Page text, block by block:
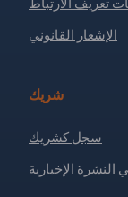
الإشعار القانوني
شريك
سجل كشريك
النشرة الإخبارية